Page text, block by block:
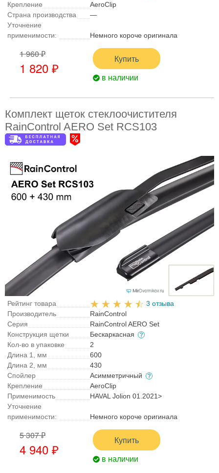
Крепление
AeroClip
Страна производства
—
Уточнение
применимости:
Немного короче оригинала
1 960 ₽
1 820 ₽
Купить
в наличии
Комплект щеток стеклоочистителя
RainControl AERO Set RCS103
Рейтинг товара
3 отзыва
Производитель
RainControl
Серия
RainControl AERO Set
Конструкция щетки
Бескаркасная
Кол-во в упаковке
2
Длина 1, мм
600
Длина 2, мм
430
Спойлер
Асимметричный
Крепление
AeroClip
Применимость
HAVAL Jolion 01.2021>
Уточнение
применимости:
Немного короче оригинала
5 307 ₽
4 940 ₽
Купить
в наличии